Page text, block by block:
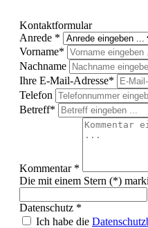
Kontaktformular
Anrede *
Vorname*
Nachname
Ihre E-Mail-Adresse*
Telefon
Betreff*
Kommentar *
Die mit einem Stern (*)
Datenschutz *
Ich habe die